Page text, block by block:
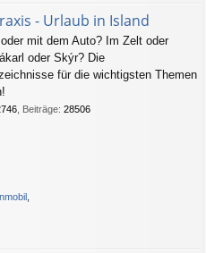
- Urlaub in Island
mit dem Auto? Im Zelt oder
oder Skýr? Die
für die wichtigsten Themen
Beiträge: 28506
,